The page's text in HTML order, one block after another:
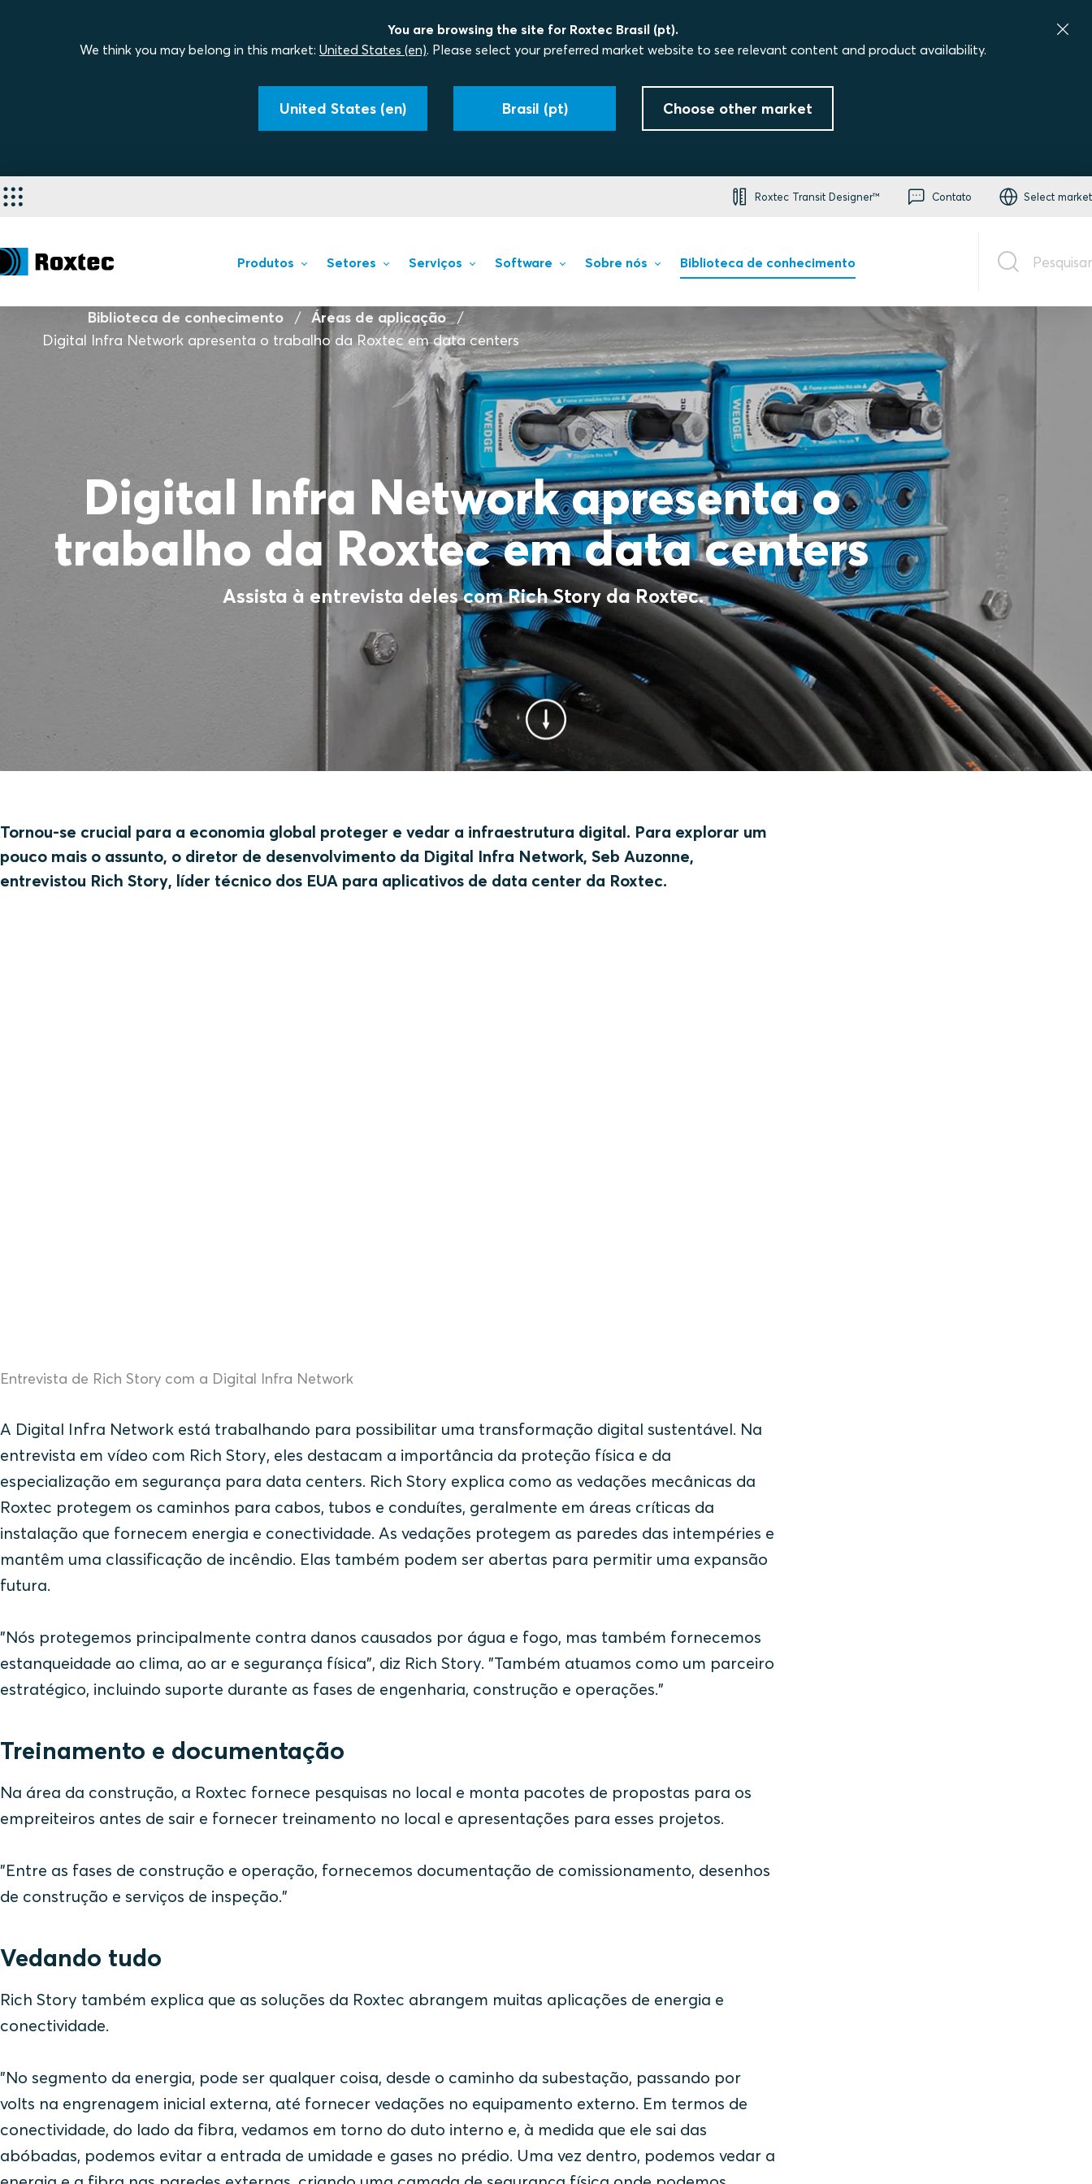
You are browsing the site for Roxtec Brasil (pt).
We think you may belong in this market: United States (en). Please select your preferred market website to see relevant content and product availability.
United States (en) Brasil (pt) Choose other market
Roxtec Transit Designer™ Contato Select market
Produtos Setores Serviços Software Sobre nós Biblioteca de conhecimento Pesquisar
Biblioteca de conhecimento
Áreas de aplicação
Digital Infra Network apresenta o trabalho da Roxtec em data centers
Digital Infra Network apresenta o
trabalho da Roxtec em data centers
Assista à entrevista deles com Rich Story da Roxtec.
Tornou-se crucial para a economia global proteger e vedar a infraestrutura digital. Para explorar um
pouco mais o assunto, o diretor de desenvolvimento da Digital Infra Network, Seb Auzonne,
entrevistou Rich Story, líder técnico dos EUA para aplicativos de data center da Roxtec.
Entrevista de Rich Story com a Digital Infra Network
A Digital Infra Network está trabalhando para possibilitar uma transformação digital sustentável. Na
entrevista em vídeo com Rich Story, eles destacam a importância da proteção física e da
especialização em segurança para data centers. Rich Story explica como as vedações mecânicas da
Roxtec protegem os caminhos para cabos, tubos e conduítes, geralmente em áreas críticas da
instalação que fornecem energia e conectividade. As vedações protegem as paredes das intempéries e
mantêm uma classificação de incêndio. Elas também podem ser abertas para permitir uma expansão
futura.
"Nós protegemos principalmente contra danos causados por água e fogo, mas também fornecemos
estanqueidade ao clima, ao ar e segurança física", diz Rich Story. "Também atuamos como um parceiro
estratégico, incluindo suporte durante as fases de engenharia, construção e operações."
Treinamento e documentação
Na área da construção, a Roxtec fornece pesquisas no local e monta pacotes de propostas para os
empreiteiros antes de sair e fornecer treinamento no local e apresentações para esses projetos.
"Entre as fases de construção e operação, fornecemos documentação de comissionamento, desenhos
de construção e serviços de inspeção."
Vedando tudo
Rich Story também explica que as soluções da Roxtec abrangem muitas aplicações de energia e
conectividade.
"No segmento da energia, pode ser qualquer coisa, desde o caminho da subestação, passando por
volts na engrenagem inicial externa, até fornecer vedações no equipamento externo. Em termos de
conectividade, do lado da fibra, vedamos em torno do duto interno e, à medida que ele sai das
abóbadas, podemos evitar a entrada de umidade e gases no prédio. Uma vez dentro, podemos vedar a